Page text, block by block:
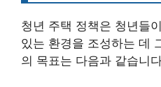
청년 주택 정책은 청년들
있는 환경을 조성하는 데
의 목표는 다음과 같습니